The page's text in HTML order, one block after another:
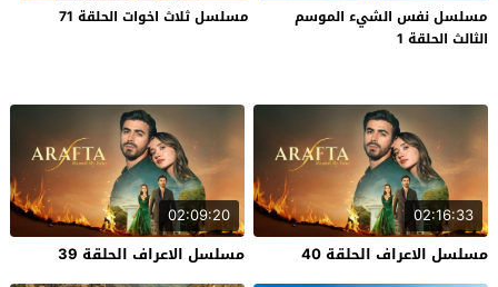
مسلسل نفس الشيء الموسم
الثالث الحلقة 1
مسلسل ثلاث اخوات الحلقة 71
02:16:33
مسلسل الاعراف الحلقة 40
02:09:20
مسلسل الاعراف الحلقة 39